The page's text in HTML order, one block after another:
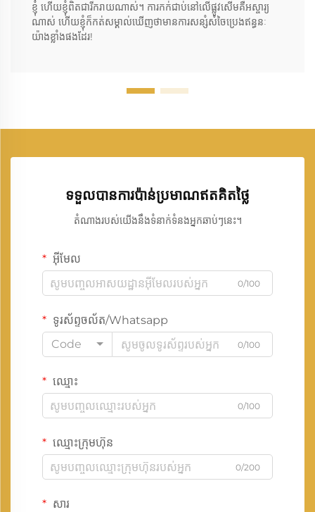
ខ្ញុំ ហើយខ្ញុំពិតជារីករាយណាស់។ ការកក់ជាប់នៅលើផ្លូវសើមគឺអស្ចារ្យ
ណាស់ ហើយខ្ញុំក៏កត់សម្គាល់ឃើញថាមានការសន្សំសំចៃប្រេងឥន្ធនៈ
យ៉ាងខ្លាំងផងដែរ!
ទទួលបានការប៉ាន់ប្រមាណឥតគិតថ្លៃ
តំណាងរបស់យើងនឹងទំនាក់ទំនងអ្នកឆាប់ៗនេះ។
អ៊ីមែល
0/100
ទូរស័ព្ទចល័ត/Whatsapp
Code
0/100
ឈ្មោះ
0/100
ឈ្មោះក្រុមហ៊ុន
0/200
សារ